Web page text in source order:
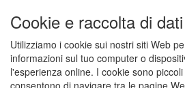
Cookie e raccolta di
Utilizziamo i cookie sui nostri siti Web
informazioni sul tuo computer o
l'esperienza online. I cookie sono
consentono di navigare tra le pagine